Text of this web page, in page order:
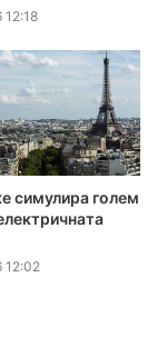
12:18
симулира голем
12:02